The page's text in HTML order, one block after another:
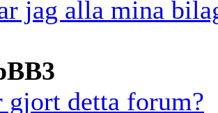
jag alla mina
gjort detta forum?